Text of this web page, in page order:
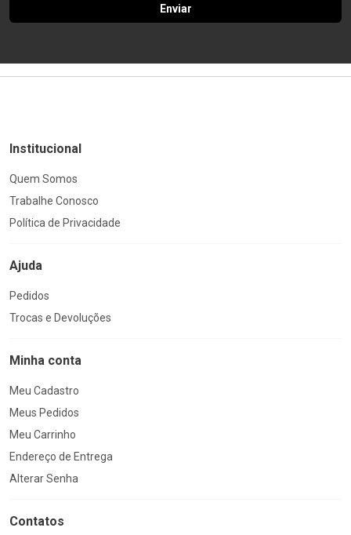
Enviar
Institucional
Quem Somos
Trabalhe Conosco
Política de Privacidade
Ajuda
Pedidos
Trocas e Devoluções
Minha conta
Meu Cadastro
Meus Pedidos
Meu Carrinho
Endereço de Entrega
Alterar Senha
Contatos